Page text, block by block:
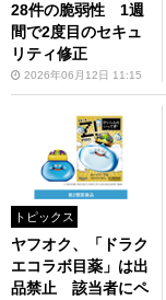
28件の脆弱性 1週
間で2度目のセキュ
リティ修正
2026年06月12日 11:15
トピックス
ヤフオク、「ドラク
エコラボ目薬」は出
品禁止 該当者にペ